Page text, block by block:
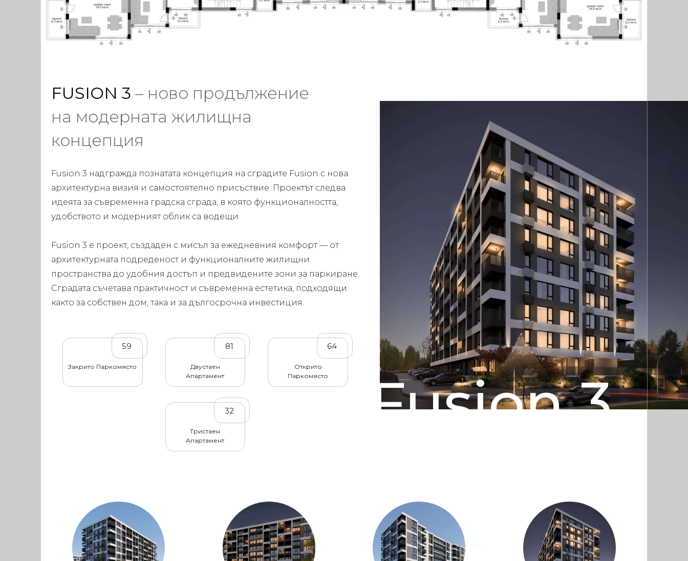
FUSION 3 – ново продължение
на модерната жилищна
концепция
Fusion 3 надгражда познатата концепция на сградите Fusion с нова
архитектурна визия и самостоятелно присъствие. Проектът следва
идеята за съвременна градска сграда, в която функционалността,
удобството и модерният облик са водещи.
Fusion 3 е проект, създаден с мисъл за ежедневния комфорт — от
архитектурната подреденост и функционалните жилищни
пространства до удобния достъп и предвидените зони за паркиране.
Сградата съчетава практичност и съвременна естетика, подходящи
както за собствен дом, така и за дългосрочна инвестиция.
59
Закрито Паркомясто
81
Двустаен
Апартамент
64
Открито
Паркомясто
32
Тристаен
Апартамент
Fusion 3